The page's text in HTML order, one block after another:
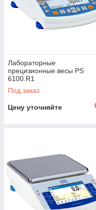
Лабораторные
прецизионные весы PS
6100.R1
Под заказ
Цену уточняйте